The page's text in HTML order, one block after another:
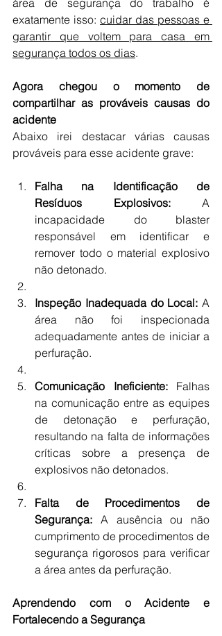
exatamente isso: cuidar das pessoas e
garantir que voltem para casa em
segurança todos os dias.
Agora chegou o momento de
compartilhar as prováveis causas do
acidente
Abaixo irei destacar várias causas
prováveis para esse acidente grave:
Falha na Identificação de
Resíduos Explosivos: A
incapacidade do blaster
responsável em identificar e
remover todo o material explosivo
não detonado.
Inspeção Inadequada do Local: A
área não foi inspecionada
adequadamente antes de iniciar a
perfuração.
Comunicação Ineficiente: Falhas
na comunicação entre as equipes
de detonação e perfuração,
resultando na falta de informações
críticas sobre a presença de
explosivos não detonados.
Falta de Procedimentos de
Segurança: A ausência ou não
cumprimento de procedimentos de
segurança rigorosos para verificar
a área antes da perfuração.
Aprendendo com o Acidente e
Fortalecendo a Segurança